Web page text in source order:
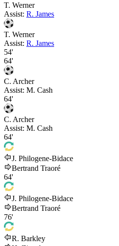
T. Werner
Assist: R. James
T. Werner
Assist: R. James
54'
64'
C. Archer
Assist: M. Cash
64'
C. Archer
Assist: M. Cash
64'
J. Philogene-Bidace
Bertrand Traoré
64'
J. Philogene-Bidace
Bertrand Traoré
76'
R. Barkley